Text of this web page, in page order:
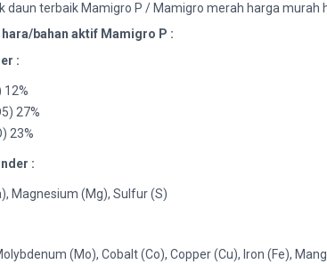
daun terbaik Mamigro P / Mamigro merah harga
bahan aktif Mamigro P :
:
12%
27%
23%
:
Magnesium (Mg), Sulfur (S)
(Mo), Cobalt (Co), Copper (Cu), Iron (Fe),